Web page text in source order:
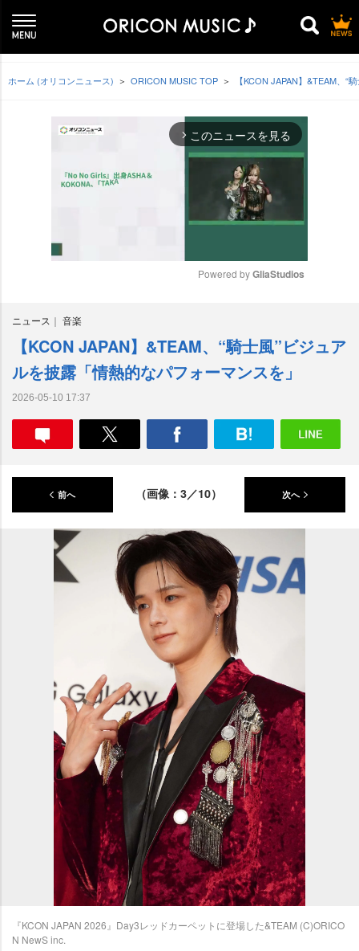
ホーム (オリコンニュース) ORICON MUSIC TOP 【KCON JAPAN】&TEAM、
arrow_forward_ios このニュースを見る
e
Powered by GliaStudios
ニュース 音楽
【KCON JAPAN】&TEAM、“騎士風”ビジュア
ルを披露「情熱的なパフォーマンスを」
2026-05-10 17:37
前へ （画像：3／10） 次へ
『KCON JAPAN 2026』Day3レッドカーペットに登場した&TEAM (C)ORICO
N NewS inc.